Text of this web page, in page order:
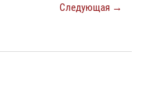
Следующая →